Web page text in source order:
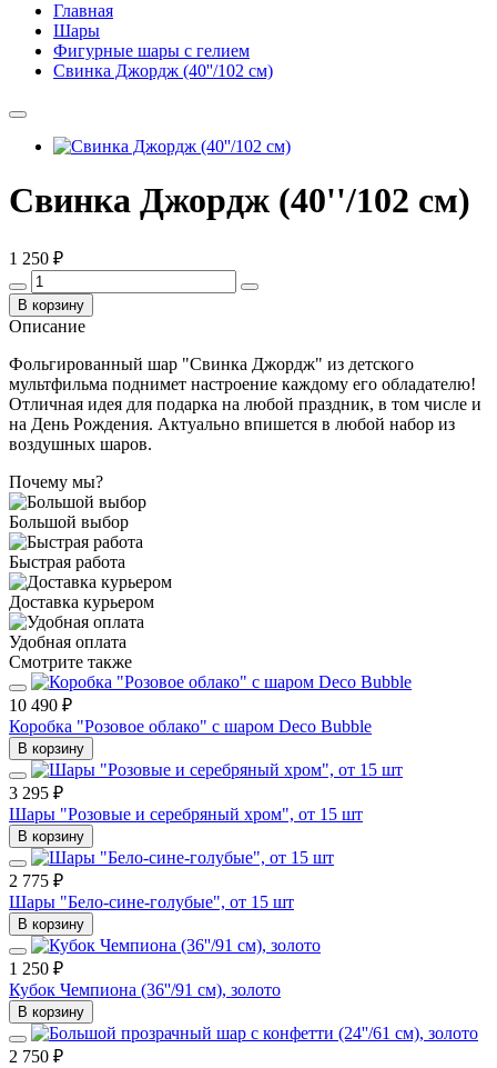
Главная
Шары
Фигурные шары с гелием
Свинка Джордж (40''/102 см)
Свинка Джордж (40''/102 см)
1 250 ₽
В корзину
Описание
Фольгированный шар "Свинка Джордж" из детского
мультфильма поднимет настроение каждому его обладателю!
Отличная идея для подарка на любой праздник, в том числе и
на День Рождения. Актуально впишется в любой набор из
воздушных шаров.
Почему мы?
Большой выбор
Быстрая работа
Доставка курьером
Удобная оплата
Смотрите также
10 490 ₽
Коробка "Розовое облако" с шаром Deco Bubble
В корзину
3 295 ₽
Шары "Розовые и серебряный хром", от 15 шт
В корзину
2 775 ₽
Шары "Бело-сине-голубые", от 15 шт
В корзину
1 250 ₽
Кубок Чемпиона (36''/91 см), золото
В корзину
2 750 ₽